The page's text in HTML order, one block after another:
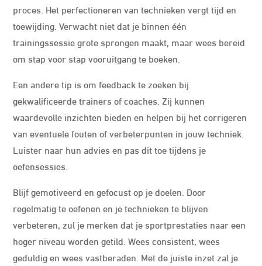
proces. Het perfectioneren van technieken vergt tijd en
toewijding. Verwacht niet dat je binnen één
trainingssessie grote sprongen maakt, maar wees bereid
om stap voor stap vooruitgang te boeken.
Een andere tip is om feedback te zoeken bij
gekwalificeerde trainers of coaches. Zij kunnen
waardevolle inzichten bieden en helpen bij het corrigeren
van eventuele fouten of verbeterpunten in jouw techniek.
Luister naar hun advies en pas dit toe tijdens je
oefensessies.
Blijf gemotiveerd en gefocust op je doelen. Door
regelmatig te oefenen en je technieken te blijven
verbeteren, zul je merken dat je sportprestaties naar een
hoger niveau worden getild. Wees consistent, wees
geduldig en wees vastberaden. Met de juiste inzet zal je